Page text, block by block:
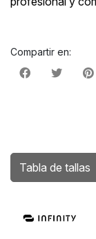
Compartir en:
Tabla de tallas